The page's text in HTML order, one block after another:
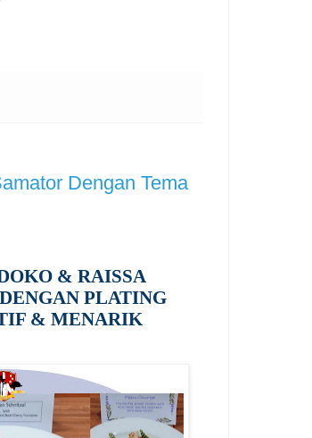
Dengan Tema
& RAISSA
PLATING
& MENARIK